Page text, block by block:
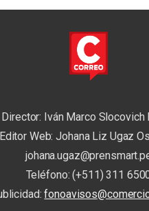
Director: Iván Marco Slocovich
Editor Web: Johana Liz Ugaz
Teléfono: (+511) 311